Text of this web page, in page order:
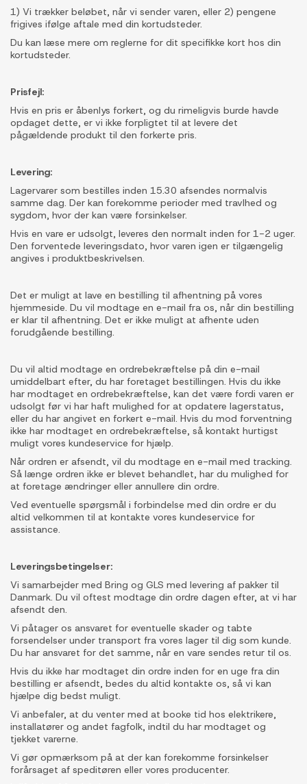
1) Vi trækker beløbet, når vi sender varen, eller 2) pengene
frigives ifølge aftale med din kortudsteder.
Du kan læse mere om reglerne for dit specifikke kort hos din
kortudsteder.
Prisfejl:
Hvis en pris er åbenlys forkert, og du rimeligvis burde havde
opdaget dette, er vi ikke forpligtet til at levere det
pågældende produkt til den forkerte pris.
Levering:
Lagervarer som bestilles inden 15.30 afsendes normalvis
samme dag. Der kan forekomme perioder med travlhed og
sygdom, hvor der kan være forsinkelser.
Hvis en vare er udsolgt, leveres den normalt inden for 1-2 uger.
Den forventede leveringsdato, hvor varen igen er tilgængelig
angives i produktbeskrivelsen.
Det er muligt at lave en bestilling til afhentning på vores
hjemmeside. Du vil modtage en e-mail fra os, når din bestilling
er klar til afhentning. Det er ikke muligt at afhente uden
forudgående bestilling.
Du vil altid modtage en ordrebekræftelse på din e-mail
umiddelbart efter, du har foretaget bestillingen. Hvis du ikke
har modtaget en ordrebekræftelse, kan det være fordi varen er
udsolgt før vi har haft mulighed for at opdatere lagerstatus,
eller du har angivet en forkert e-mail. Hvis du mod forventning
ikke har modtaget en ordrebekræftelse, så kontakt hurtigst
muligt vores kundeservice for hjælp.
Når ordren er afsendt, vil du modtage en e-mail med tracking.
Så længe ordren ikke er blevet behandlet, har du mulighed for
at foretage ændringer eller annullere din ordre.
Ved eventuelle spørgsmål i forbindelse med din ordre er du
altid velkommen til at kontakte vores kundeservice for
assistance.
Leveringsbetingelser:
Vi samarbejder med Bring og GLS med levering af pakker til
Danmark. Du vil oftest modtage din ordre dagen efter, at vi har
afsendt den.
Vi påtager os ansvaret for eventuelle skader og tabte
forsendelser under transport fra vores lager til dig som kunde.
Du har ansvaret for det samme, når en vare sendes retur til os.
Hvis du ikke har modtaget din ordre inden for en uge fra din
bestilling er afsendt, bedes du altid kontakte os, så vi kan
hjælpe dig bedst muligt.
Vi anbefaler, at du venter med at booke tid hos elektrikere,
installatører og andet fagfolk, indtil du har modtaget og
tjekket varerne.
Vi gør opmærksom på at der kan forekomme forsinkelser
forårsaget af speditøren eller vores producenter.